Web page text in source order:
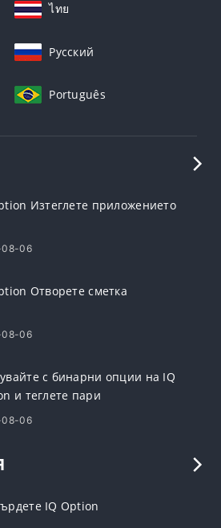
ไทย
Русский
Português
Изтеглете приложението
08-06
Отворете сметка
08-06
с бинарни опции на IQ
и теглете пари
08-06
IQ Option